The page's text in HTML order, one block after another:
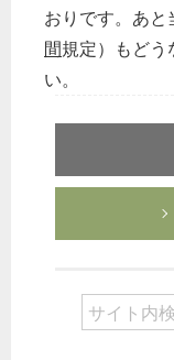
おりです。あと
間規定）もどう
い。